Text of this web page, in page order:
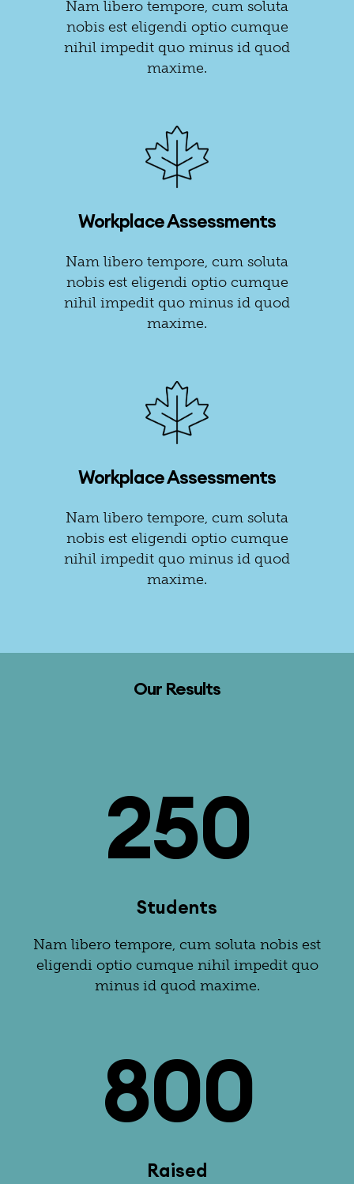
Nam libero tempore, cum soluta
nobis est eligendi optio cumque
nihil impedit quo minus id quod
maxime.
Workplace Assessments
Nam libero tempore, cum soluta
nobis est eligendi optio cumque
nihil impedit quo minus id quod
maxime.
Workplace Assessments
Nam libero tempore, cum soluta
nobis est eligendi optio cumque
nihil impedit quo minus id quod
maxime.
Our Results
250
Students
Nam libero tempore, cum soluta nobis est
eligendi optio cumque nihil impedit quo
minus id quod maxime.
800
Raised